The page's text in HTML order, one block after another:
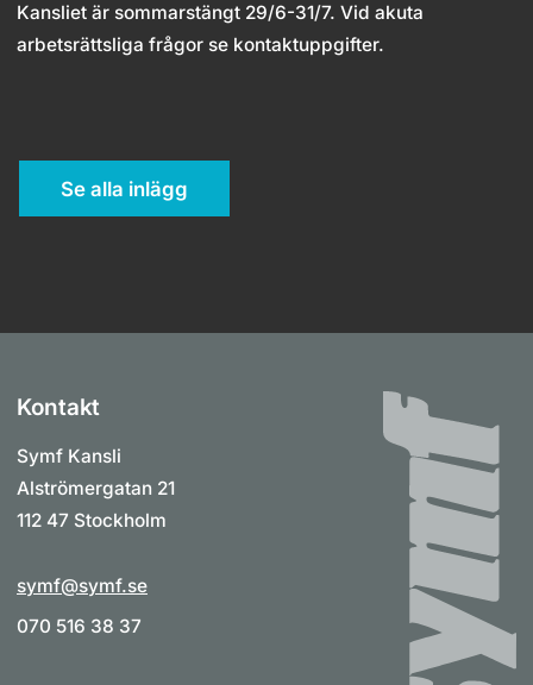
Kansliet är sommarstängt 29/6-31/7. Vid akuta
arbetsrättsliga frågor se kontaktuppgifter.
Se alla inlägg
Kontakt
Symf Kansli
Alströmergatan 21
112 47 Stockholm
symf@symf.se
070 516 38 37